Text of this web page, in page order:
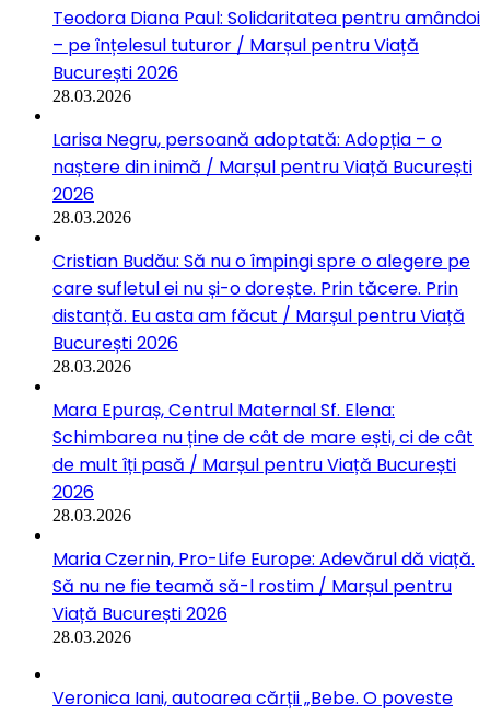
Teodora Diana Paul: Solidaritatea pentru amândoi
– pe înțelesul tuturor / Marșul pentru Viață
București 2026
28.03.2026
Larisa Negru, persoană adoptată: Adopția – o
naștere din inimă / Marșul pentru Viață București
2026
28.03.2026
Cristian Budău: Să nu o împingi spre o alegere pe
care sufletul ei nu și-o dorește. Prin tăcere. Prin
distanță. Eu asta am făcut / Marșul pentru Viață
București 2026
28.03.2026
Mara Epuraș, Centrul Maternal Sf. Elena:
Schimbarea nu ține de cât de mare ești, ci de cât
de mult îți pasă / Marșul pentru Viață București
2026
28.03.2026
Maria Czernin, Pro-Life Europe: Adevărul dă viață.
Să nu ne fie teamă să-l rostim / Marșul pentru
Viață București 2026
28.03.2026
Veronica Iani, autoarea cărții „Bebe. O poveste